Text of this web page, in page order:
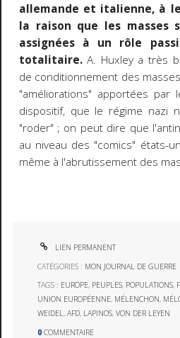
allemande et italienne, à
la raison que les masses
assignées à un rôle
totalitaire.A. Huxley a très
de conditionnement des
"améliorations" apportées par
dispositif, que le régime nazi
"roder" ; on peut dire que
au niveau des "comics" états-
même à l'abrutissement des
LIEN PERMANENT
CATÉGORIES : MON JOURNAL DE GUERRE
TAGS : EUROPE, PEUPLES, POPULATIONS,
UNION EUROPÉENNE, MÉLENCHON,
WEIDEL,AFD, LAPINOS,VON DER LEYEN
0 COMMENTAIRE